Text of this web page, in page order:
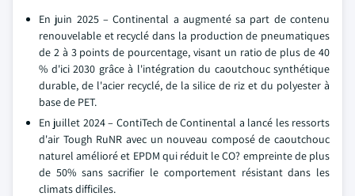
En juin 2025 – Continental a augmenté sa part de contenu
renouvelable et recyclé dans la production de pneumatiques
de 2 à 3 points de pourcentage, visant un ratio de plus de 40
% d'ici 2030 grâce à l'intégration du caoutchouc synthétique
durable, de l'acier recyclé, de la silice de riz et du polyester à
base de PET.
En juillet 2024 – ContiTech de Continental a lancé les ressorts
d'air Tough RuNR avec un nouveau composé de caoutchouc
naturel amélioré et EPDM qui réduit le CO? empreinte de plus
de 50% sans sacrifier le comportement résistant dans les
climats difficiles.